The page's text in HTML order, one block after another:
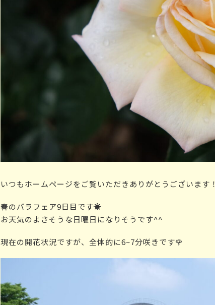
いつもホームページをご覧いただきありがとうございます！
春のバラフェア9日目です☀️
お天気のよさそうな日曜日になりそうです^^
現在の開花状況ですが、全体的に6~7分咲きです🌹